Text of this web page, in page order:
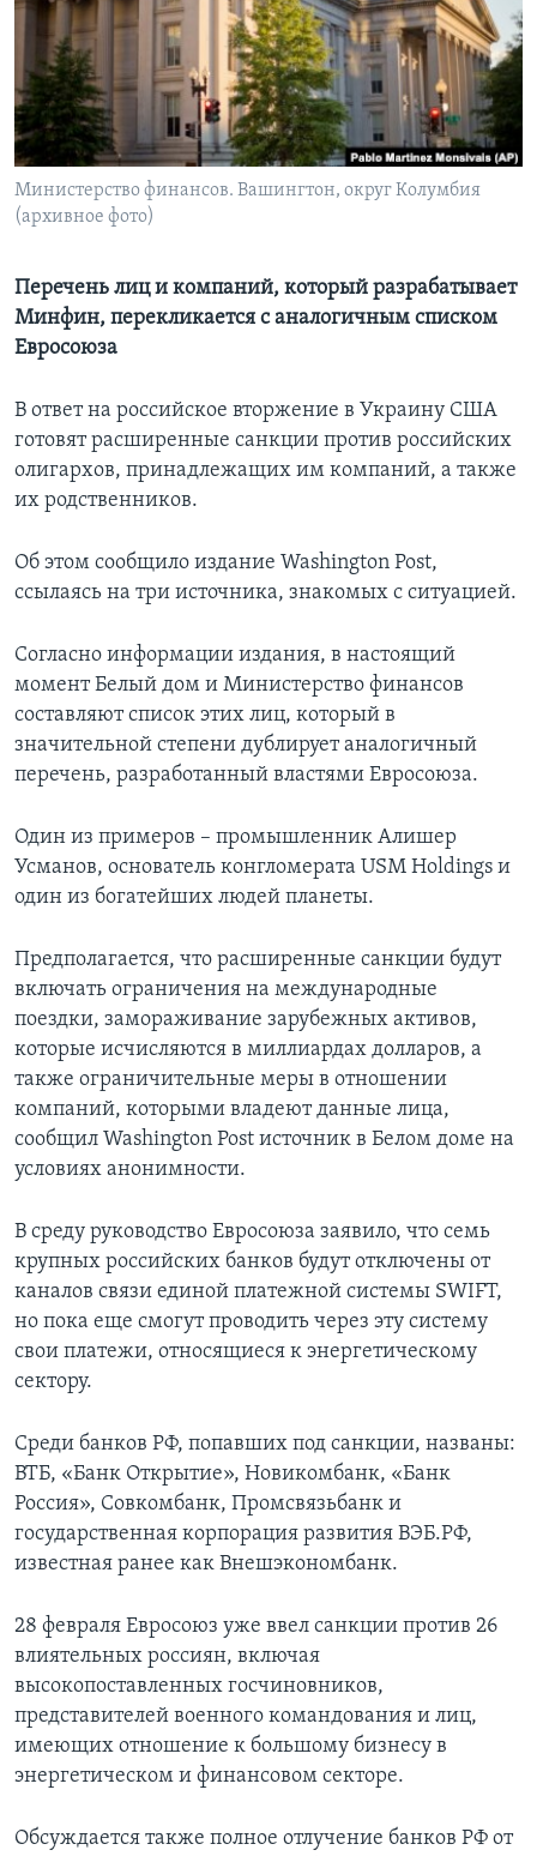
Learning English
СОЦИАЛЬНЫЕ СЕТИ
Языки
Министерство финансов. Вашингтон, округ Колумбия
(архивное фото)
Перечень лиц и компаний, который разрабатывает
Минфин, перекликается с аналогичным списком
Евросоюза
В ответ на российское вторжение в Украину США
готовят расширенные санкции против российских
олигархов, принадлежащих им компаний, а также
их родственников.
Об этом сообщило издание Washington Post,
ссылаясь на три источника, знакомых с ситуацией.
Согласно информации издания, в настоящий
момент Белый дом и Министерство финансов
составляют список этих лиц, который в
значительной степени дублирует аналогичный
перечень, разработанный властями Евросоюза.
Один из примеров – промышленник Алишер
Усманов, основатель конгломерата USM Holdings и
один из богатейших людей планеты.
Предполагается, что расширенные санкции будут
включать ограничения на международные
поездки, замораживание зарубежных активов,
которые исчисляются в миллиардах долларов, а
также ограничительные меры в отношении
компаний, которыми владеют данные лица,
сообщил Washington Post источник в Белом доме на
условиях анонимности.
В среду руководство Евросоюза заявило, что семь
крупных российских банков будут отключены от
каналов связи единой платежной системы SWIFT,
но пока еще смогут проводить через эту систему
свои платежи, относящиеся к энергетическому
сектору.
Среди банков РФ, попавших под санкции, названы:
ВТБ, «Банк Открытие», Новикомбанк, «Банк
Россия», Совкомбанк, Промсвязьбанк и
государственная корпорация развития ВЭБ.РФ,
известная ранее как Внешэкономбанк.
28 февраля Евросоюз уже ввел санкции против 26
влиятельных россиян, включая
высокопоставленных госчиновников,
представителей военного командования и лиц,
имеющих отношение к большому бизнесу в
энергетическом и финансовом секторе.
Обсуждается также полное отлучение банков РФ от